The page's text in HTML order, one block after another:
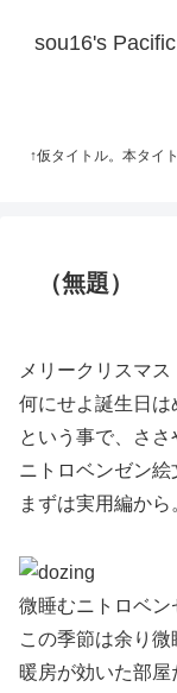
sou16's
↑仮タイトル。本タイ
（無題）
メリークリスマス
何にせよ誕生日は
という事で、さ
ニトロベンゼン絵
まずは実用編から
微睡むニトロベン
この季節は余り
暖房が効いた部屋